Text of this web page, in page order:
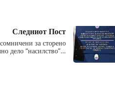
Следниот Пост
за сторено
дело “насилство”…